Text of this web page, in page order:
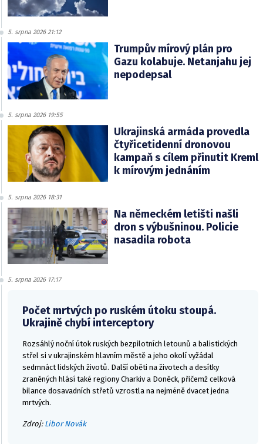
5. srpna 2026 21:12
Trumpův mírový plán pro
Gazu kolabuje. Netanjahu jej
nepodepsal
5. srpna 2026 19:55
Ukrajinská armáda provedla
čtyřicetidenní dronovou
kampaň s cílem přinutit Kreml
k mírovým jednáním
5. srpna 2026 18:31
Na německém letišti našli
dron s výbušninou. Policie
nasadila robota
5. srpna 2026 17:17
Počet mrtvých po ruském útoku stoupá.
Ukrajině chybí interceptory
Rozsáhlý noční útok ruských bezpilotních letounů a balistických
střel si v ukrajinském hlavním městě a jeho okolí vyžádal
sedmnáct lidských životů. Další oběti na životech a desítky
zraněných hlásí také regiony Charkiv a Doněck, přičemž celková
bilance dosavadních střetů vzrostla na nejméně dvacet jedna
mrtvých.
Zdroj: Libor Novák